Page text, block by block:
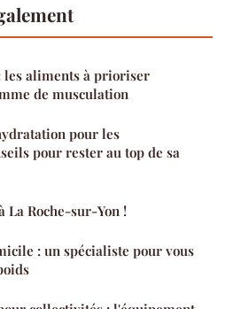
aliments à prioriser
de musculation
pour les
pour rester au top de sa
La Roche-sur-Yon !
: un spécialiste pour vous